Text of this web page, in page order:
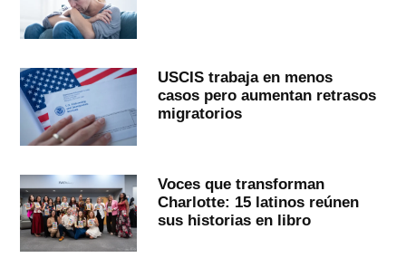
USCIS trabaja en menos
casos pero aumentan retrasos
migratorios
Voces que transforman
Charlotte: 15 latinos reúnen
sus historias en libro